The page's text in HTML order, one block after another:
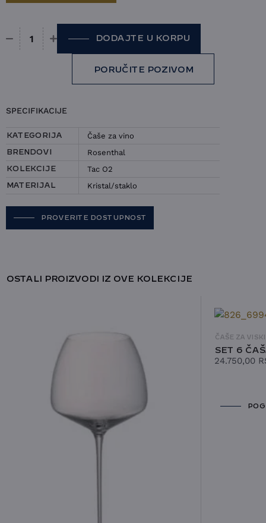
Set 6 čaša Rosenthal - Tac O2 količina
DODAJTE U KORPU
PORUČITE POZIVOM
SPECIFIKACIJE
KATEGORIJA Čaše za vino
BRENDOVI Rosenthal
KOLEKCIJE Tac O2
MATERIJAL Kristal/staklo
PROVERITE DOSTUPNOST
OSTALI PROIZVODI IZ OVE KOLEKCIJE
ČAŠE ZA VISKI
SET 6
24.750,00